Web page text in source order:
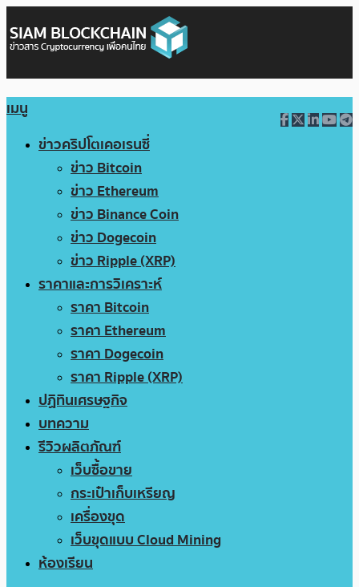
เมนู
ข่าวคริปโตเคอเรนซี่
ข่าว Bitcoin
ข่าว Ethereum
ข่าว Binance Coin
ข่าว Dogecoin
ข่าว Ripple (XRP)
ราคาและการวิเคราะห์
ราคา Bitcoin
ราคา Ethereum
ราคา Dogecoin
ราคา Ripple (XRP)
ปฏิทินเศรษฐกิจ
บทความ
รีวิวผลิตภัณฑ์
เว็บซื้อขาย
กระเป๋าเก็บเหรียญ
เครื่องขุด
เว็บขุดแบบ Cloud Mining
ห้องเรียน